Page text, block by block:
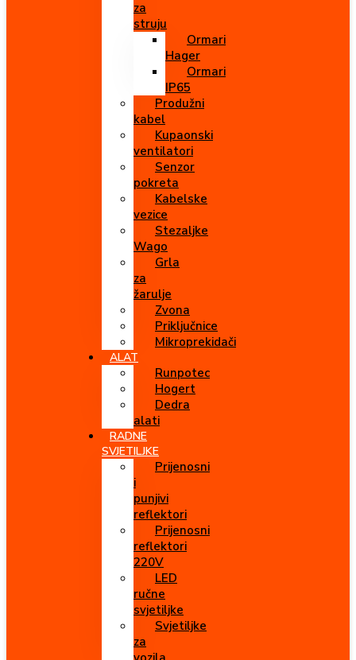
za
struju
Ormari
Hager
Ormari
IP65
Produžni
kabel
Kupaonski
ventilatori
Senzor
pokreta
Kabelske
vezice
Stezaljke
Wago
Grla
za
žarulje
Zvona
Priključnice
Mikroprekidači
ALAT
Runpotec
Hogert
Dedra
alati
RADNE
SVJETILJKE
Prijenosni
i
punjivi
reflektori
Prijenosni
reflektori
220V
LED
ručne
svjetiljke
Svjetiljke
za